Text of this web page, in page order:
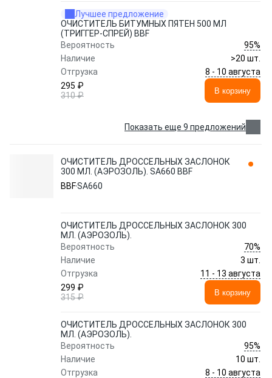
Лучшее предложение
ОЧИСТИТЕЛЬ БИТУМНЫХ ПЯТЕН 500 МЛ
(ТРИГГЕР-СПРЕЙ) BBF
Вероятность
95%
Наличие
>20 шт.
Отгрузка
8 - 10 августа
295 ₽
310 ₽
В корзину
Показать еще 9 предложений
ОЧИСТИТЕЛЬ ДРОССЕЛЬНЫХ ЗАСЛОНОК
300 МЛ. (АЭРОЗОЛЬ). SA660 BBF
BBFSA660
ОЧИСТИТЕЛЬ ДРОССЕЛЬНЫХ ЗАСЛОНОК 300
МЛ. (АЭРОЗОЛЬ).
Вероятность
70%
Наличие
3 шт.
Отгрузка
11 - 13 августа
299 ₽
315 ₽
В корзину
ОЧИСТИТЕЛЬ ДРОССЕЛЬНЫХ ЗАСЛОНОК 300
МЛ. (АЭРОЗОЛЬ).
Вероятность
95%
Наличие
10 шт.
Отгрузка
8 - 10 августа